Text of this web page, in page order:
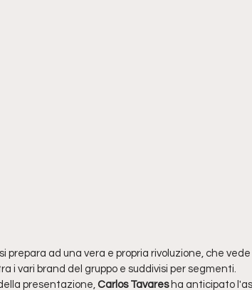
prepara ad una vera e propria rivoluzione, che
i vari brand del gruppo e suddivisi per segmenti.
presentazione, Carlos Tavares ha anticipato